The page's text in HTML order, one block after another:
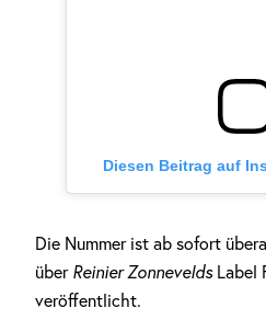
Diesen Beitrag auf
Die Nummer ist ab sofort
über Reinier ZonneveldsLabel
veröffentlicht.